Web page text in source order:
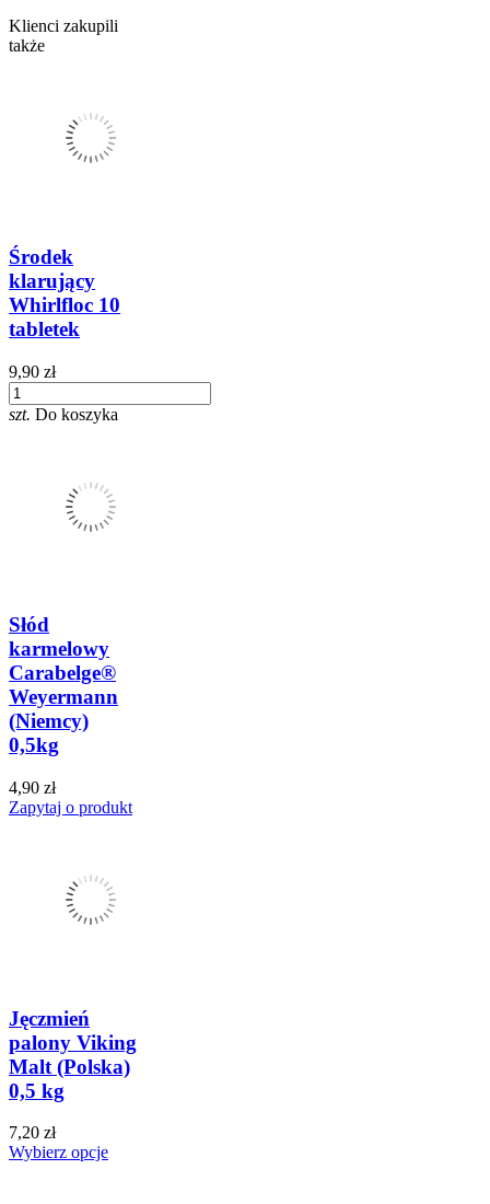
Klienci zakupili
także
Środek
klarujący
Whirlfloc 10
tabletek
9,90 zł
szt. Do koszyka
Słód
karmelowy
Carabelge®
Weyermann
(Niemcy)
0,5kg
4,90 zł
Zapytaj o produkt
Jęczmień
palony Viking
Malt (Polska)
0,5 kg
7,20 zł
Wybierz opcje